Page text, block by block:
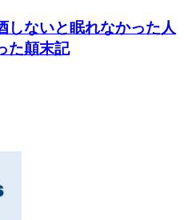
しないと眠れなかった人
た顛末記